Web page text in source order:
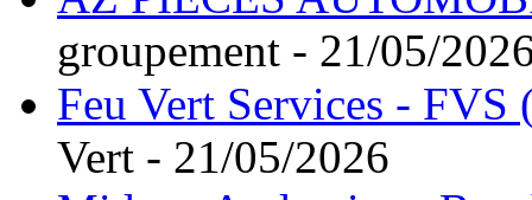
groupement - 21/05/
Feu Vert Services - FVS
Vert - 21/05/2026